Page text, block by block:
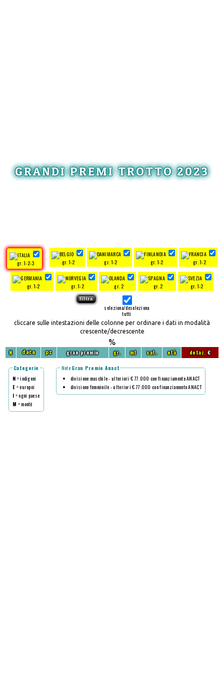
GRANDI PREMI TROTTO 2023
gr. 1-2-3 gr. 1-2 gr. 1-2 gr. 1-2 gr. 1-2
gr. 1-2 gr. 1-2 gr. 2 gr. 2 gr. 1-2
seleziona/deseleziona
tutti
cliccare sulle intestazioni delle colonne per ordinare i dati in modalità
crescente/decrescente
%
N data pz gran premio gr. mt cat. età dotaz.€
Categorie
N = indigeni
E = europei
I = ogni paese
M = montè
Note Gran Premio Anact
divisione maschile - ulteriori € 77.000 con finanziamento ANACT
divisione femminile - ulteriori € 77.000 con finanziamento ANACT